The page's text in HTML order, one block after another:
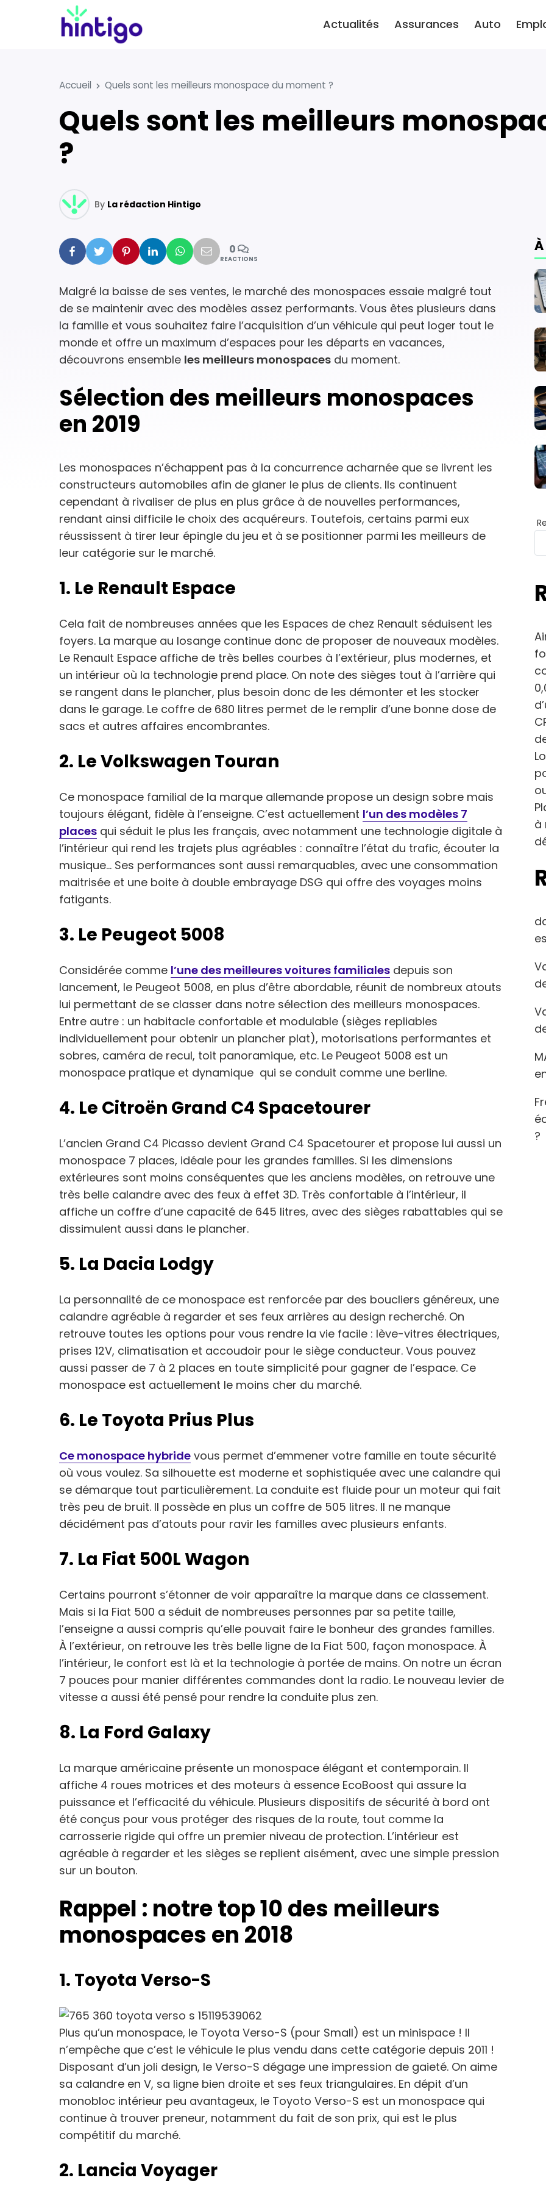
Actualités Assurances Auto
Accueil Quels sont les meilleurs monospace du moment ?
Quels sont les meilleurs monospace du moment
?
By La rédaction Hintigo
Facebook
Twitter PinterestLinkedinWhatsapp
Mail0
REACTIONS
Malgré la baisse de ses ventes, le marché des monospaces essaie malgré tout
de se maintenir avec des modèles assez performants. Vous êtes plusieurs dans
la famille et vous souhaitez faire l’acquisition d’un véhicule qui peut loger tout le
monde et offre un maximum d’espaces pour les départs en vacances,
découvrons ensemble les meilleurs monospaces du moment.
Sélection des meilleurs monospaces
en 2019
Les monospaces n’échappent pas à la concurrence acharnée que se livrent les
constructeurs automobiles afin de glaner le plus de clients. Ils continuent
cependant à rivaliser de plus en plus grâce à de nouvelles performances,
rendant ainsi difficile le choix des acquéreurs. Toutefois, certains parmi eux
réussissent à tirer leur épingle du jeu et à se positionner parmi les meilleurs de
leur catégorie sur le marché.
1. Le Renault Espace
Cela fait de nombreuses années que les Espaces de chez Renault séduisent les
foyers. La marque au losange continue donc de proposer de nouveaux modèles.
Le Renault Espace affiche de très belles courbes à l’extérieur, plus modernes, et
un intérieur où la technologie prend place. On note des sièges tout à l’arrière qui
se rangent dans le plancher, plus besoin donc de les démonter et les stocker
dans le garage. Le coffre de 680 litres permet de le remplir d’une bonne dose de
sacs et autres affaires encombrantes.
2. Le Volkswagen Touran
Ce monospace familial de la marque allemande propose un design sobre mais
toujours élégant, fidèle à l’enseigne. C’est actuellement l’un des modèles 7
places qui séduit le plus les français, avec notamment une technologie digitale à
l’intérieur qui rend les trajets plus agréables : connaître l’état du trafic, écouter la
musique… Ses performances sont aussi remarquables, avec une consommation
maitrisée et une boite à double embrayage DSG qui offre des voyages moins
fatigants.
3. Le Peugeot 5008
Considérée comme l’une des meilleures voitures familiales depuis son
lancement, le Peugeot 5008, en plus d’être abordable, réunit de nombreux atouts
lui permettant de se classer dans notre sélection des meilleurs monospaces.
Entre autre : un habitacle confortable et modulable (sièges repliables
individuellement pour obtenir un plancher plat), motorisations performantes et
sobres, caméra de recul, toit panoramique, etc. Le Peugeot 5008 est un
monospace pratique et dynamique qui se conduit comme une berline.
4. Le Citroën Grand C4 Spacetourer
L’ancien Grand C4 Picasso devient Grand C4 Spacetourer et propose lui aussi un
monospace 7 places, idéale pour les grandes familles. Si les dimensions
extérieures sont moins conséquentes que les anciens modèles, on retrouve une
très belle calandre avec des feux à effet 3D. Très confortable à l’intérieur, il
affiche un coffre d’une capacité de 645 litres, avec des sièges rabattables qui se
dissimulent aussi dans le plancher.
5. La Dacia Lodgy
La personnalité de ce monospace est renforcée par des boucliers généreux, une
calandre agréable à regarder et ses feux arrières au design recherché. On
retrouve toutes les options pour vous rendre la vie facile : lève-vitres électriques,
prises 12V, climatisation et accoudoir pour le siège conducteur. Vous pouvez
aussi passer de 7 à 2 places en toute simplicité pour gagner de l’espace. Ce
monospace est actuellement le moins cher du marché.
6. Le Toyota Prius Plus
Ce monospace hybride vous permet d’emmener votre famille en toute sécurité
où vous voulez. Sa silhouette est moderne et sophistiquée avec une calandre qui
se démarque tout particulièrement. La conduite est fluide pour un moteur qui fait
très peu de bruit. Il possède en plus un coffre de 505 litres. Il ne manque
décidément pas d’atouts pour ravir les familles avec plusieurs enfants.
7. La Fiat 500L Wagon
Certains pourront s’étonner de voir apparaître la marque dans ce classement.
Mais si la Fiat 500 a séduit de nombreuses personnes par sa petite taille,
l’enseigne a aussi compris qu’elle pouvait faire le bonheur des grandes familles.
À l’extérieur, on retrouve les très belle ligne de la Fiat 500, façon monospace. À
l’intérieur, le confort est là et la technologie à portée de mains. On notre un écran
7 pouces pour manier différentes commandes dont la radio. Le nouveau levier de
vitesse a aussi été pensé pour rendre la conduite plus zen.
8. La Ford Galaxy
La marque américaine présente un monospace élégant et contemporain. Il
affiche 4 roues motrices et des moteurs à essence EcoBoost qui assure la
puissance et l’efficacité du véhicule. Plusieurs dispositifs de sécurité à bord ont
été conçus pour vous protéger des risques de la route, tout comme la
carrosserie rigide qui offre un premier niveau de protection. L’intérieur est
agréable à regarder et les sièges se replient aisément, avec une simple pression
sur un bouton.
Rappel : notre top 10 des meilleurs
monospaces en 2018
1. Toyota Verso-S
Plus qu’un monospace, le Toyota Verso-S (pour Small) est un minispace ! Il
n’empêche que c’est le véhicule le plus vendu dans cette catégorie depuis 2011 !
Disposant d’un joli design, le Verso-S dégage une impression de gaieté. On aime
sa calandre en V, sa ligne bien droite et ses feux triangulaires. En dépit d’un
monobloc intérieur peu avantageux, le Toyoto Verso-S est un monospace qui
continue à trouver preneur, notamment du fait de son prix, qui est le plus
compétitif du marché.
2. Lancia Voyager
à
?